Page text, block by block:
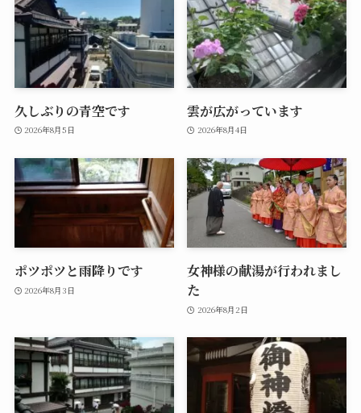
久しぶりの青空です
2026年8月5日
雲が広がっています
2026年8月4日
ポツポツと雨降りです
2026年8月3日
女神様の献湯が行われまし
た
2026年8月2日